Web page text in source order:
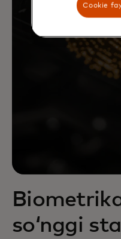
soʻnggi
Cookie